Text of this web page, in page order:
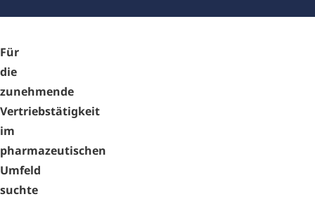
Für
die
zunehmende
Vertriebstätigkeit
im
pharmazeutischen
Umfeld
suchte